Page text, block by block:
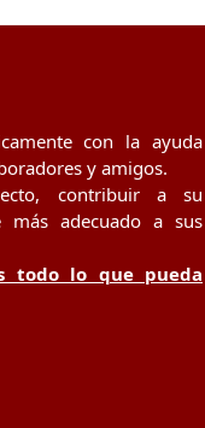
con la ayuda
y amigos.
contribuir a su
más adecuado a sus
todo lo que pueda